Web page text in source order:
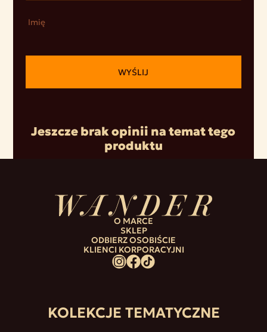
Jeszcze brak opinii na temat tego
produktu
Imię
WYŚLIJ
O MARCE
SKLEP
ODBIERZ OSOBIŚCIE
KLIENCI KORPORACYJNI
KOLEKCJE TEMATYCZNE